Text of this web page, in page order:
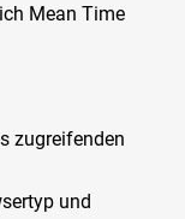
Mean Time
zugreifenden
und